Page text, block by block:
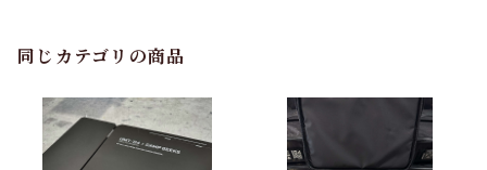
同じカテゴリの商品